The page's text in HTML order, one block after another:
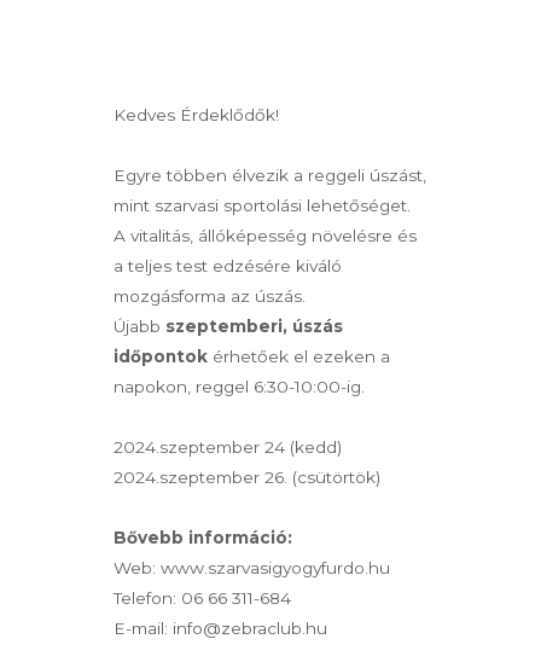
Kedves Érdeklődők!
Egyre többen élvezik a reggeli úszást,
mint szarvasi sportolási lehetőséget.
A vitalitás, állóképesség növelésre és
a teljes test edzésére kiváló
mozgásforma az úszás.
Újabb szeptemberi, úszás
időpontok érhetőek el ezeken a
napokon, reggel 6:30-10:00-ig.
2024.szeptember 24 (kedd)
2024.szeptember 26. (csütörtök)
Bővebb információ:
Web: www.szarvasigyogyfurdo.hu
Telefon: 06 66 311-684
E-mail: info@zebraclub.hu